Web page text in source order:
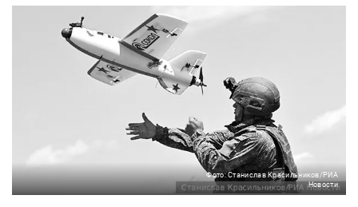
Фото: Станислав Красильников/РИА
Новости